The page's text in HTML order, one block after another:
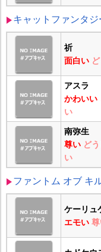
キャットファンタ
祈
面白い
アスラ
かわいい
い
南弥生
尊い ど
い
ファントム オブ キ
ケーリュ
エモい